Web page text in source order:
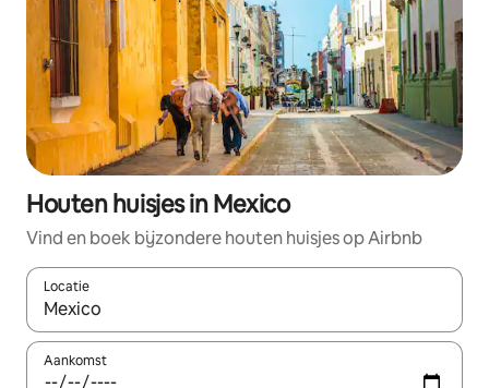
Houten huisjes in Mexico
Vind en boek bijzondere houten huisjes op Airbnb
Locatie
Wanneer er resultaten beschikbaar zijn, maak je een keuze
Aankomst